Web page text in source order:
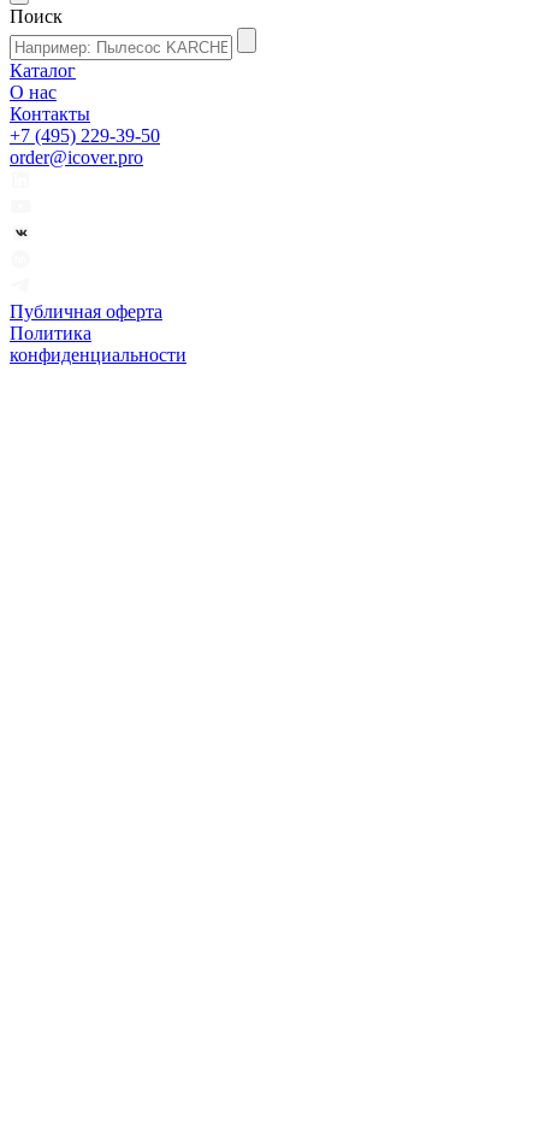
Поиск
Каталог
О нас
Контакты
+7 (495) 229-39-50
order@icover.pro
Публичная оферта
Политика
конфиденциальности